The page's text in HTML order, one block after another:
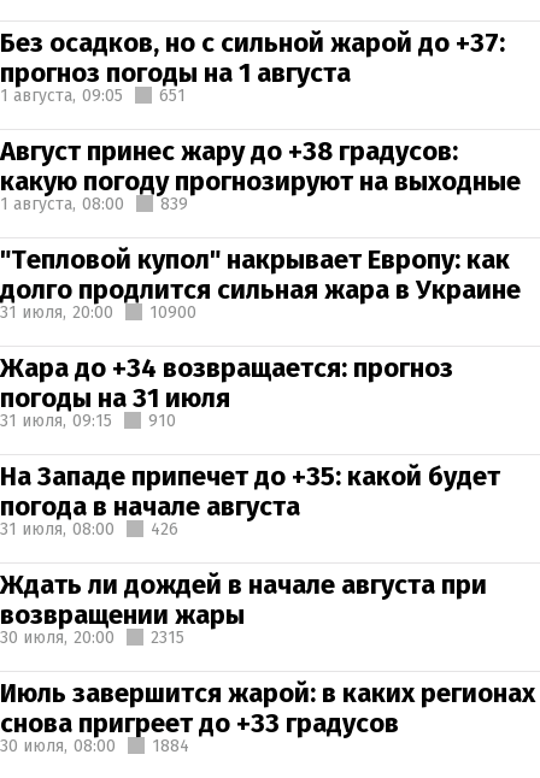
Без осадков, но с сильной жарой до +37:
прогноз погоды на 1 августа
1 августа, 09:05 651
Август принес жару до +38 градусов:
какую погоду прогнозируют на выходные
1 августа, 08:00 839
"Тепловой купол" накрывает Европу: как
долго продлится сильная жара в Украине
31 июля, 20:00 10900
Жара до +34 возвращается: прогноз
погоды на 31 июля
31 июля, 09:15 910
На Западе припечет до +35: какой будет
погода в начале августа
31 июля, 08:00 426
Ждать ли дождей в начале августа при
возвращении жары
30 июля, 20:00 2315
Июль завершится жарой: в каких регионах
снова пригреет до +33 градусов
30 июля, 08:00 1884